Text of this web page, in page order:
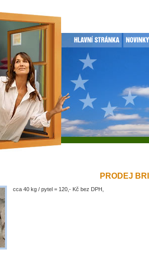
PRODEJ
cca 40 kg / pytel = 120,- Kč bez DPH,